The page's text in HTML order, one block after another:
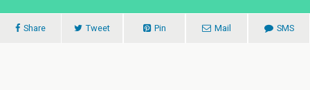
Share Tweet Pin Mail SMS